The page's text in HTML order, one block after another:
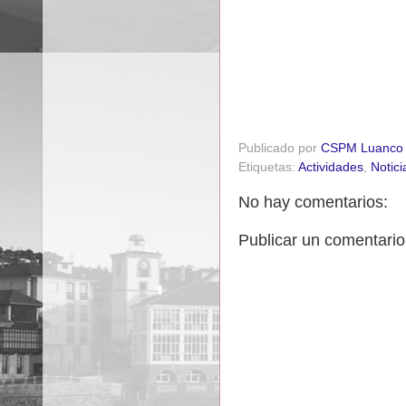
Publicado por CSPM Luanco
Etiquetas: Actividades,
No hay comentarios:
Publicar un comentario